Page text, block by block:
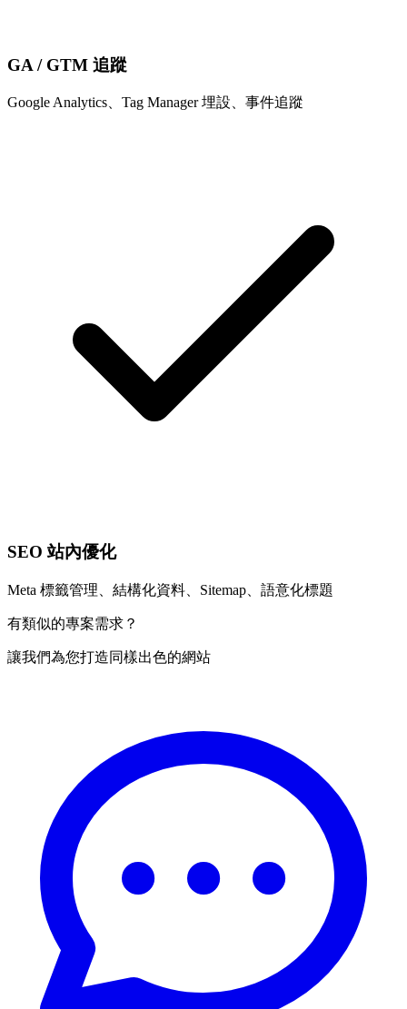
GA / GTM 追蹤
Google Analytics、Tag Manager 埋設、事件追蹤
SEO 站內優化
Meta 標籤管理、結構化資料、Sitemap、語意化標題
有類似的專案需求？
讓我們為您打造同樣出色的網站